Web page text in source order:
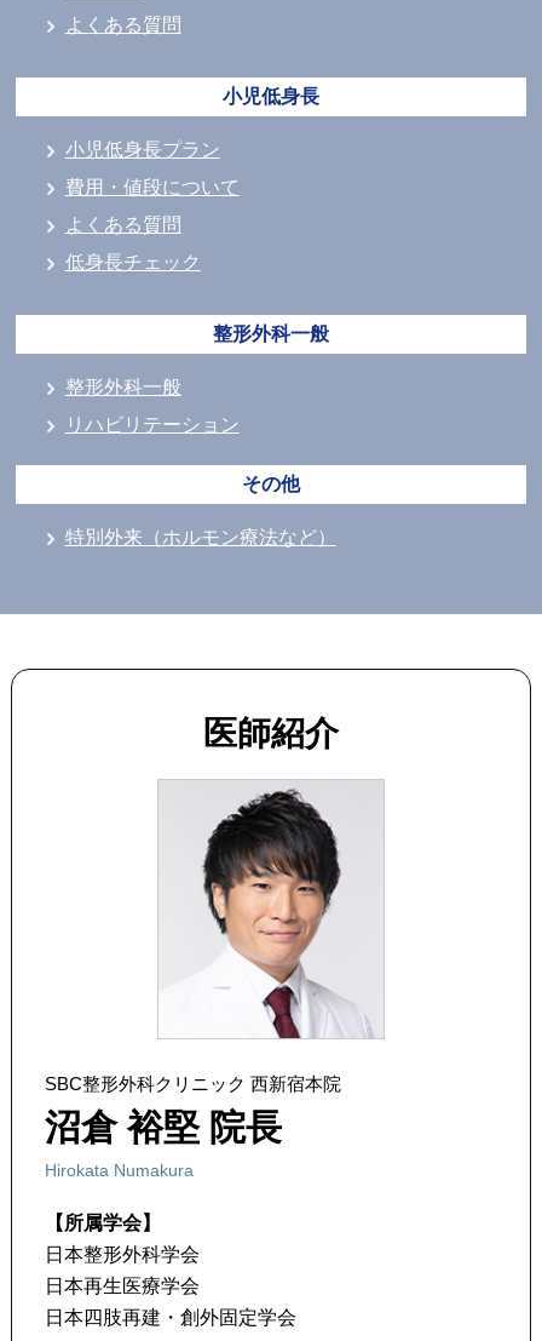
よくある質問
小児低身長
小児低身長プラン
費用・値段について
よくある質問
低身長チェック
整形外科一般
整形外科一般
リハビリテーション
その他
特別外来（ホルモン療法など）
医師紹介
SBC整形外科クリニック 西新宿本院
沼倉 裕堅 院長
Hirokata Numakura
【所属学会】
日本整形外科学会
日本再生医療学会
日本四肢再建・創外固定学会